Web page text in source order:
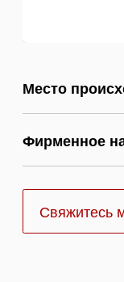
Место
Фирменное
Свяжитесь